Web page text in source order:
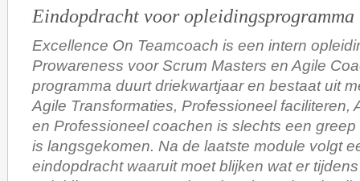
Eindopdracht voor opleidingsprogramma
Excellence On Teamcoach is een intern
Prowareness voor Scrum Masters en Agile
programma duurt driekwartjaar en bestaat uit
Agile Transformaties, Professioneel faciliteren,
en Professioneel coachen is slechts een
is langsgekomen. Na de laatste module volgt
eindopdracht waaruit moet blijken wat er